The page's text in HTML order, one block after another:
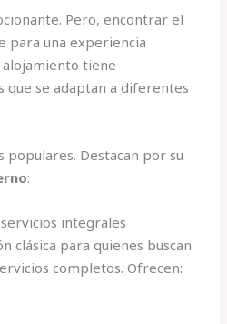
Pero, encontrar el
para una experiencia
tiene
que se adaptan a diferentes
populares. Destacan por su
:
integrales
clásica para quienes buscan
completos. Ofrecen: